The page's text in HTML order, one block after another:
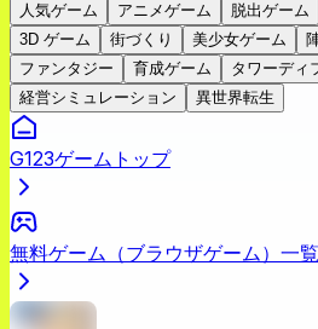
人気ゲーム
アニメゲーム 脱出ゲーム
3D ゲーム
街づくり 美少女ゲーム
ファンタジー
育成ゲーム
タワーディ
経営シミュレーション
異世界転生
G123ゲームトップ
無料ゲーム（ブラウザゲーム）一覧